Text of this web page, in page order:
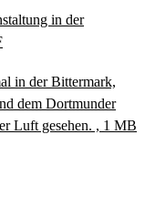
in der
in der Bittermark,
dem Dortmunder
Luft gesehen. , 1 MB